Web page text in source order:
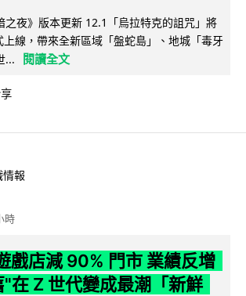
之夜》版本更新 12.1「烏拉特克的詛咒」將
線，帶來全新區域「盤蛇島」、地城「毒牙
...
閱讀全文
情報
時
戲店減 90% 門市 業績反增
"在 Z 世代變成最潮「新鮮